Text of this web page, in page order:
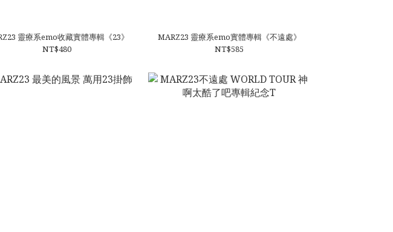
靈療系emo收藏實體專輯《23》
NT$480
MARZ23 靈療系emo實體專輯《不遠處》
NT$585